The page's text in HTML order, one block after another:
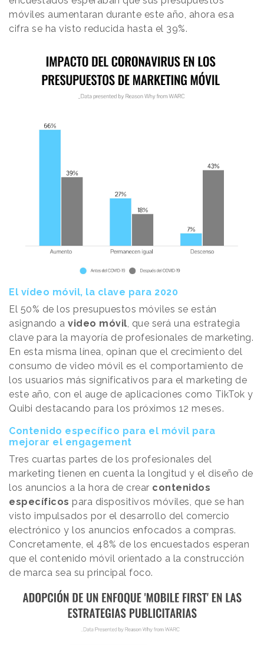
móviles aumentaran durante este año, ahora esa
cifra se ha visto reducida hasta el 39%.
El vídeo móvil, la clave para 2020
El 50% de los presupuestos móviles se están
asignando a video móvil, que será una estrategia
clave para la mayoría de profesionales de marketing.
En esta misma línea, opinan que el crecimiento del
consumo de video móvil es el comportamiento de
los usuarios más significativos para el marketing de
este año, con el auge de aplicaciones como TikTok y
Quibi destacando para los próximos 12 meses.
Contenido específico para el móvil para
mejorar el engagement
Tres cuartas partes de los profesionales del
marketing tienen en cuenta la longitud y el diseño de
los anuncios a la hora de crear contenidos
específicos para dispositivos móviles, que se han
visto impulsados por el desarrollo del comercio
electrónico y los anuncios enfocados a compras.
Concretamente, el 48% de los encuestados esperan
que el contenido móvil orientado a la construcción
de marca sea su principal foco.